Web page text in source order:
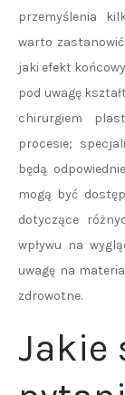
przemyślenia
warto
jaki efekt
pod uwagę
chirurgiem
procesie;
będą
mogą być
dotyczące
wpływu na
uwagę na
zdrowotne.
Jakie